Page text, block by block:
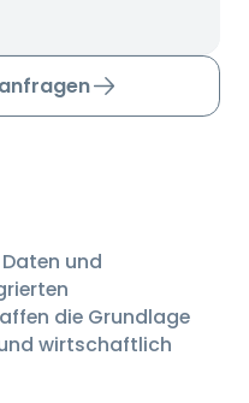
und
die Grundlage
wirtschaftlich